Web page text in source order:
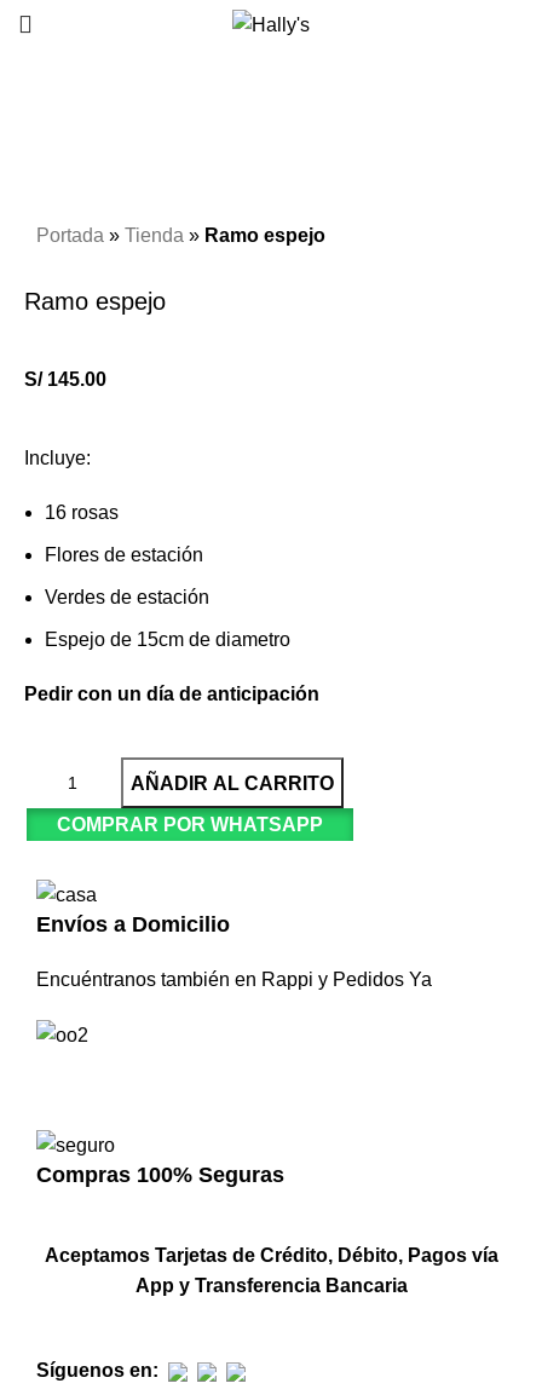
Portada »Tienda » Ramo espejo
Ramo espejo
S/145.00
Incluye:
16 rosas
Flores de estación
Verdes de estación
Espejo de 15cm de diametro
Pedir con un día de anticipación
AÑADIR AL CARRITO
COMPRAR POR WHATSAPP
Envíos a Domicilio
Encuéntranos también en Rappi y Pedidos Ya
Compras 100% Seguras
Aceptamos Tarjetas de Crédito, Débito, Pagos vía
App y Transferencia Bancaria
Síguenos en: